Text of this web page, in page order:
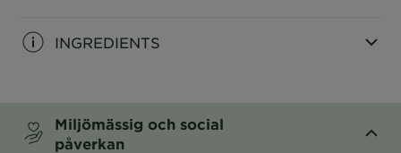
INGREDIENTS
Miljömässig och social
påverkan